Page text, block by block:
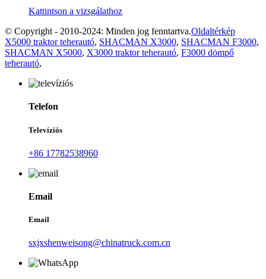
Kattintson a vizsgálathoz
© Copyright - 2010-2024: Minden jog fenntartva.Oldaltérkép
X5000 traktor teherautó, SHACMAN X3000, SHACMAN F3000,
SHACMAN X5000, X3000 traktor teherautó, F3000 dömpő
teherautó,
Telefon
Televíziós
+86 17782538960
Email
Email
sxjxshenweisong@chinatruck.com.cn